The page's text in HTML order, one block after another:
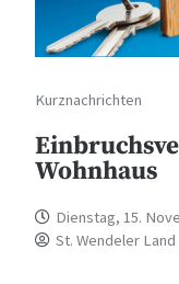
Kurznachrichten
Wohnhaus
Dienstag, 15.
St. Wendeler